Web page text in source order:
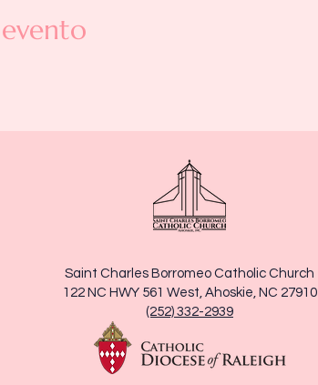
Saint Charles Borromeo Catholic Church
122 NC HWY 561 West, Ahoskie, NC 27910
(252) 332-2939